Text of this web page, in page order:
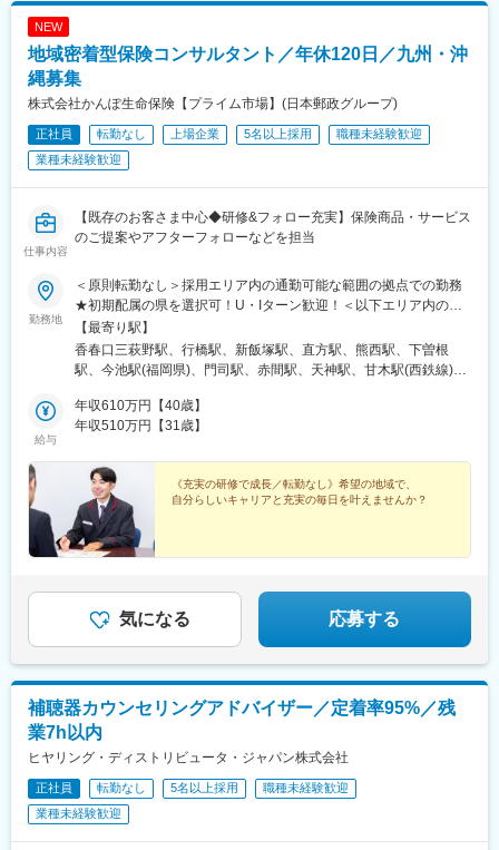
NEW
地域密着型保険コンサルタント／年休120日／九州・沖
縄募集
株式会社かんぽ生命保険【プライム市場】(日本郵政グループ)
正社員 転勤なし 上場企業 5名以上採用
職種未経験歓迎
業種未経験歓迎
仕事内容
【既存のお客さま中心◆研修&フォロー充実】保険商品・サービス
のご提案やアフターフォローなどを担当
勤務地
＜原則転勤なし＞採用エリア内の通勤可能な範囲の拠点での勤務
★初期配属の県を選択可！U・Iターン歓迎！＜以下エリア内の郵
便局内に設置されたかんぽサービス部＞■九州エリア：福岡県、佐
賀県、長崎県、大分県、宮崎県、鹿児島県、熊本県■沖縄エリア：
沖縄県※基本的にスクーターまたはバイク、一部エリアは車で営業
社から3カ月間、研修センター等での育成プログラムに参加 育児
等の家庭事情があり、参加が難しい場合はリモートプログラムと
スあり）
【最寄り駅】
香春口三萩野駅、行橋駅、新飯塚駅、直方駅、熊西駅、下曽根
駅、今池駅(福岡県)、門司駅、赤間駅、天神駅、甘木駅(西鉄線)、
羽犬塚駅、大牟田駅、御井駅、佐賀駅、武雄温泉駅、唐津駅、伊
万里駅、鳥栖駅、五島町駅、霊丘公園体育館駅、本諫早駅、大学
角駅、木葉駅、玉名駅、人吉温泉駅、宮地駅、川尻駅(熊本県)、健
軍校前駅、光の森駅、大分駅、佐伯駅、中津駅(大分県)、日田駅、
宇佐駅、別府駅(大分県)、鶴崎駅、延岡駅、西都城駅、宮崎駅、油
津駅、小林駅(宮崎県)、日向新富駅、高見橋駅、川内駅(鹿児島
県)、志布志駅、枕崎駅、宮ケ浜駅、国分駅(鹿児島県)、谷山駅(指
浦添前田駅、旦過駅、西鉄福岡駅、甘木駅(甘木鉄道線)、桜並木
駅、梅林駅(福岡県)、長崎駅前駅、島原船津駅、原爆資料館駅、佐
世保中央駅、新町駅(熊本県)、人吉駅、鹿児島中央駅前駅、市役所
前駅(鹿児島県)、奥武山公園駅、天神南駅、雑餉隈駅、桜町駅(長
崎県)、浦上駅前駅、佐世保駅、西辛島町駅、鹿児島中央駅、いづ
ろ通駅
給与
年収610万円【40歳】
年収510万円【31歳】
《充実の研修で成長／転勤なし》希望の地域で、
自分らしいキャリアと充実の毎日を叶えませんか？
気になる 応募する
補聴器カウンセリングアドバイザー／定着率95%／残
業7h以内
ヒヤリング・ディストリビュータ・ジャパン株式会社
正社員 転勤なし 5名以上採用
職種未経験歓迎
業種未経験歓迎